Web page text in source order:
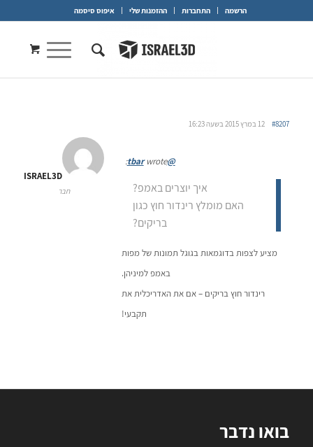
הרשמה התחברות ההזמנות שלי איפוס סיסמה
12 במרץ 2015 בשעה 16:23 #8207
ISRAEL3D
חבר
@tbar
wrote:
איך יוצרים באמפ?
האם מומלץ רינדור חוץ כגון
בריקים?
מציע לצפות בדוגמאות בגוגל תמונות של מפות
באמפ למיניהן.
רינדור חוץ בריקים – אם את האדריכלית את
תקבעי!
בואו נדבר